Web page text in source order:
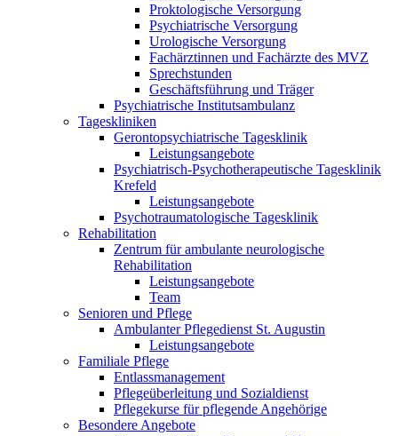
Proktologische Versorgung
Psychiatrische Versorgung
Urologische Versorgung
Fachärztinnen und Fachärzte des MVZ
Sprechstunden
Geschäftsführung und Träger
Psychiatrische Institutsambulanz
Tageskliniken
Gerontopsychiatrische Tagesklinik
Leistungsangebote
Psychiatrisch-Psychotherapeutische Tagesklinik
Krefeld
Leistungsangebote
Psychotraumatologische Tagesklinik
Rehabilitation
Zentrum für ambulante neurologische
Rehabilitation
Leistungsangebote
Team
Senioren und Pflege
Ambulanter Pflegedienst St. Augustin
Leistungsangebote
Familiale Pflege
Entlassmanagement
Pflegeüberleitung und Sozialdienst
Pflegekurse für pflegende Angehörige
Besondere Angebote